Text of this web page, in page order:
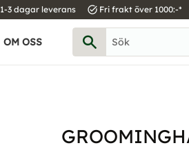
1-3 dagar leverans task_alt Fri frakt över 1000:-*
OM OSS